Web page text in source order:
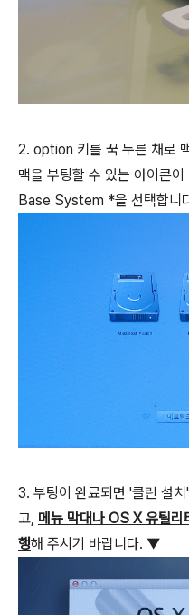
2. option 키를 꾹 누른 채로
맥을 부팅할 수 있는 아이콘
Base System *을 선택합니
3. 부팅이 완료되면 '클린 설
고, 메뉴 막대나 OS X 유틸리
행해 주시기 바랍니다. ▼